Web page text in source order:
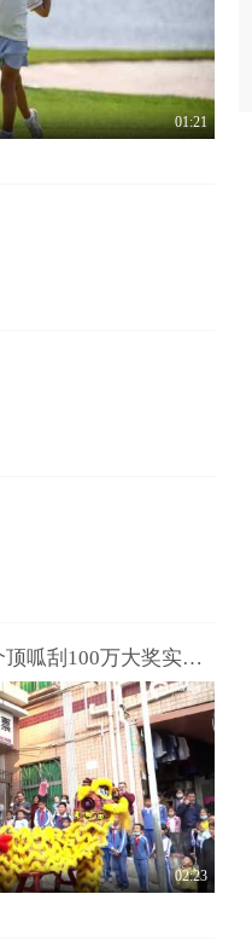
01:21
深圳体彩为2021年首个顶呱刮100万大奖实体店庆功
02:23